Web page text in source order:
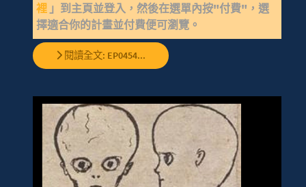
裡 」到主頁並登入，然後在選單內按"付費"，選
擇適合你的計畫並付費便可瀏覽。
閱讀全文: EP0454...